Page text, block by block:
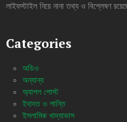
লাইফস্টাইল নিয়ে নানা তথ্য ও বিশ্লেষণ
Categories
অডিও
অন্যান্য
অ্যাপল পোস্ট
ইবাদত ও শান্তি
ইসলামিক খাদ্যাভাস